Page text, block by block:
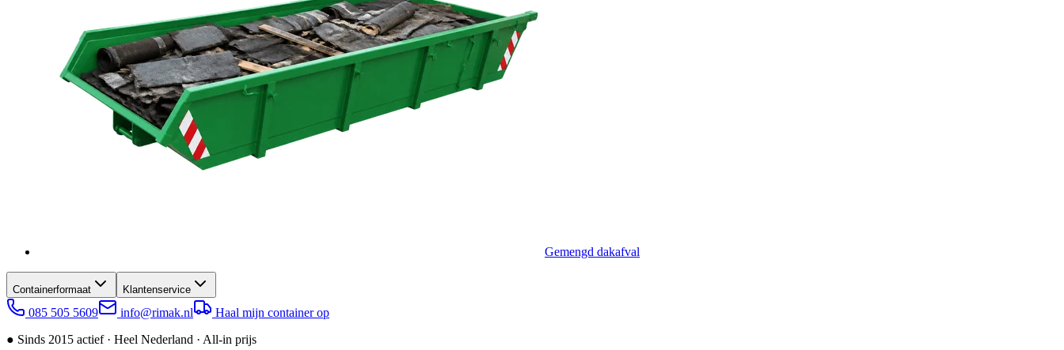
Gemengd dakafval
Containerformaat Klantenservice
085 505 5609 info@rimak.nl
Haal mijn container op
● Sinds 2015 actief · Heel Nederland · All-in prijs